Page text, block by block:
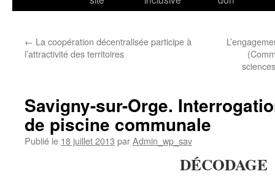
← La coopération décentralisée participe à
l’attractivité des territoires
Savigny-sur-Orge.
de piscine communale
Publié le 18 juillet 2013 parAdmin_wp_sav
DÉCODAGE